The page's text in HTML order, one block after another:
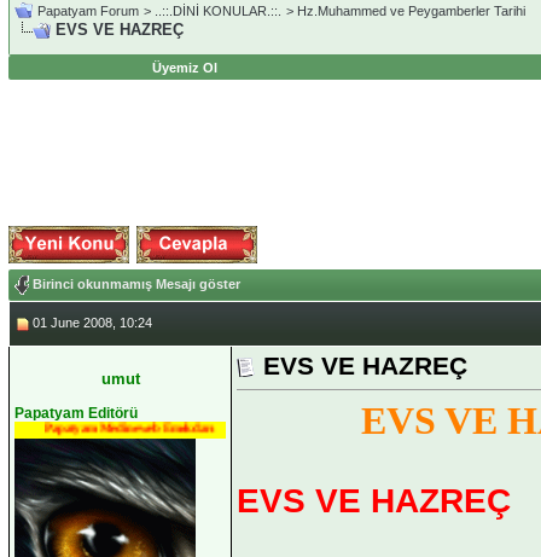
Papatyam Forum > ..::.DİNİ KONULAR.::. > Hz.Muhammed ve Peygamberler Tarihi
EVS VE HAZREÇ
Üyemiz Ol
Birinci okunmamış Mesajı göster
01 June 2008, 10:24
umut
Papatyam Editörü
Papatyam Medineweb Emekdarı
EVS VE HAZREÇ
EVS VE
EVS VE HAZREÇ